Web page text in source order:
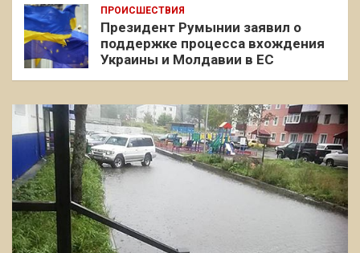
ПРОИСШЕСТВИЯ
Президент Румынии заявил о
поддержке процесса вхождения
Украины и Молдавии в ЕС